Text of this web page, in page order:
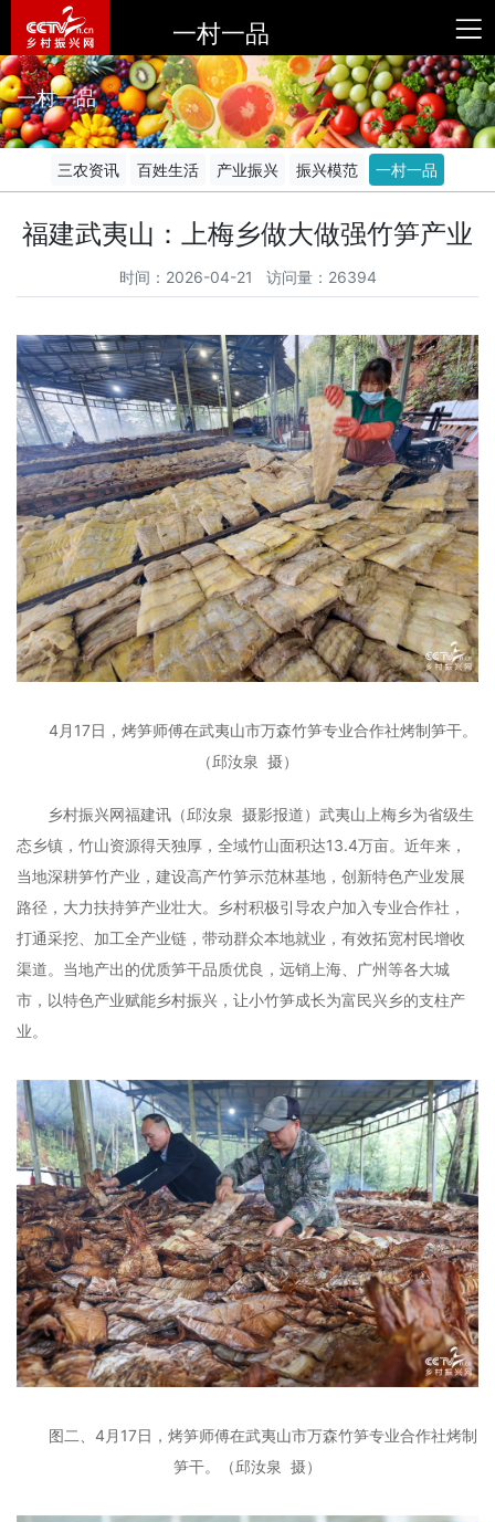
一村一品
一村一品
三农资讯 百姓生活 产业振兴 振兴模范 一村一品
福建武夷山：上梅乡做大做强竹笋产业
时间：2026-04-21 访问量：26394
4月17日，烤笋师傅在武夷山市万森竹笋专业合作社烤制笋干。
（邱汝泉 摄）
乡村振兴网福建讯（邱汝泉 摄影报道）武夷山上梅乡为省级生
态乡镇，竹山资源得天独厚，全域竹山面积达13.4万亩。近年来，
当地深耕笋竹产业，建设高产竹笋示范林基地，创新特色产业发展
路径，大力扶持笋产业壮大。乡村积极引导农户加入专业合作社，
打通采挖、加工全产业链，带动群众本地就业，有效拓宽村民增收
渠道。当地产出的优质笋干品质优良，远销上海、广州等各大城
市，以特色产业赋能乡村振兴，让小竹笋成长为富民兴乡的支柱产
业。
图二、4月17日，烤笋师傅在武夷山市万森竹笋专业合作社烤制
笋干。
（邱汝泉 摄）